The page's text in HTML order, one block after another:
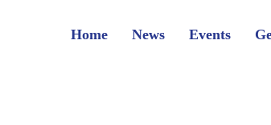
Home News Events